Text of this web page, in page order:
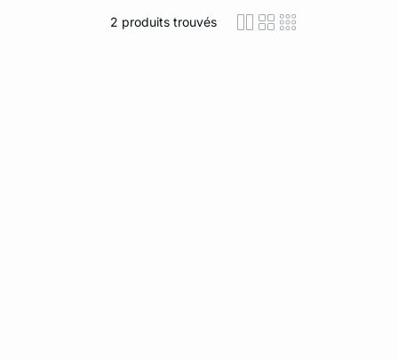
2 produits trouvés icon-layout-
icon-layout-
icon-layout-